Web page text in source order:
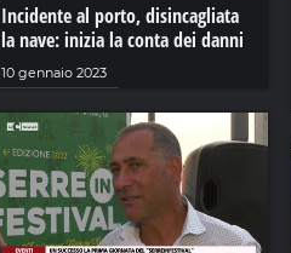
Incidente al porto, disincagliata
la nave: inizia la conta dei danni
10 gennaio 2023